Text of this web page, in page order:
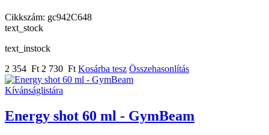
Cikkszám: gc942C648
text_stock
text_instock
2 354 Ft 2 730 Ft Kosárba tesz Összehasonlítás
Kívánságlistára
Energy shot 60 ml - GymBeam